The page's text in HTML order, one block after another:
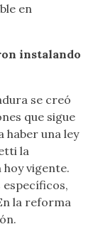
en
instalando
se creó
que sigue
haber una ley
la
vigente.
específicos,
la reforma